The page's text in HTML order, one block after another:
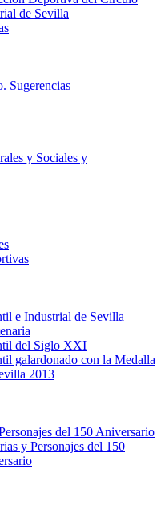
de Sevilla
Sugerencias
y Sociales y
e Industrial de Sevilla
del Siglo XXI
galardonado con la Medalla
2013
del 150 Aniversario
y Personajes del 150